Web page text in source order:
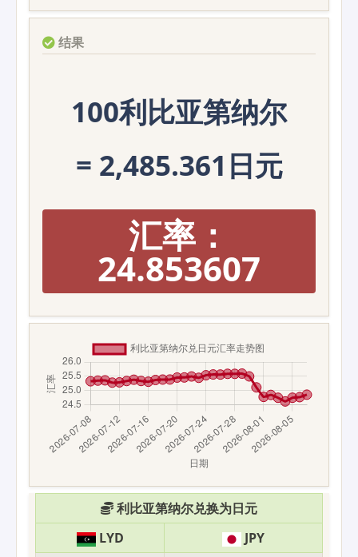
结果
100利比亚第纳尔
= 2,485.361日元
汇率：
24.853607
利比亚第纳尔兑换为日元
LYD
JPY